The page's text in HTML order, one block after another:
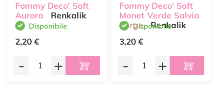
Fommy Deco' Soft
Aurora
Renkalik
Disponibile
2,20 €
- +
Fommy Deco' Soft
Monet Verde Salvia
Large Renkalik
Disponibile
3,20 €
- +